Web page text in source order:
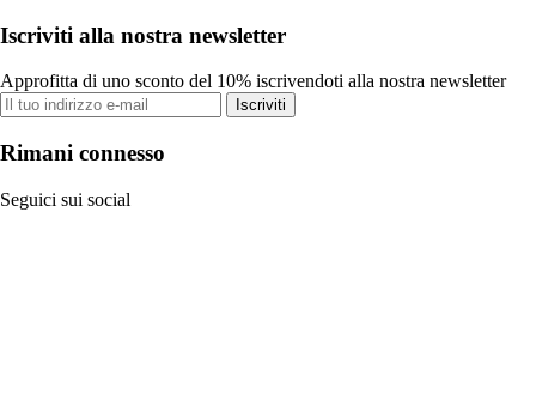
Iscriviti alla nostra newsletter
Approfitta di uno sconto del 10% iscrivendoti alla nostra newsletter
Iscriviti
Rimani connesso
Seguici sui social